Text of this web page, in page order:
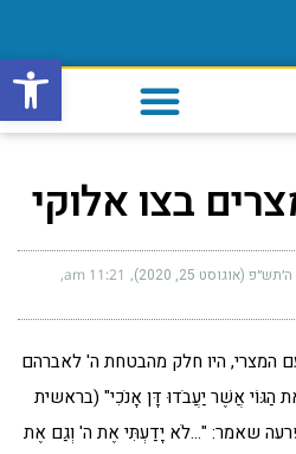
פתח
בצו אלוקי
(אוגוסט 25, 2020) 11:21 am
המצרי, היו חלק מהבטחת ה' לאברהם
הַגּוֹי אֲשֶׁר יַעֲבֹדוּ דָּן אָנֹכִי" (בראשית
שאמר: "…לֹא יָדַעְתִּי אֶת ה' וְגַם אֶת